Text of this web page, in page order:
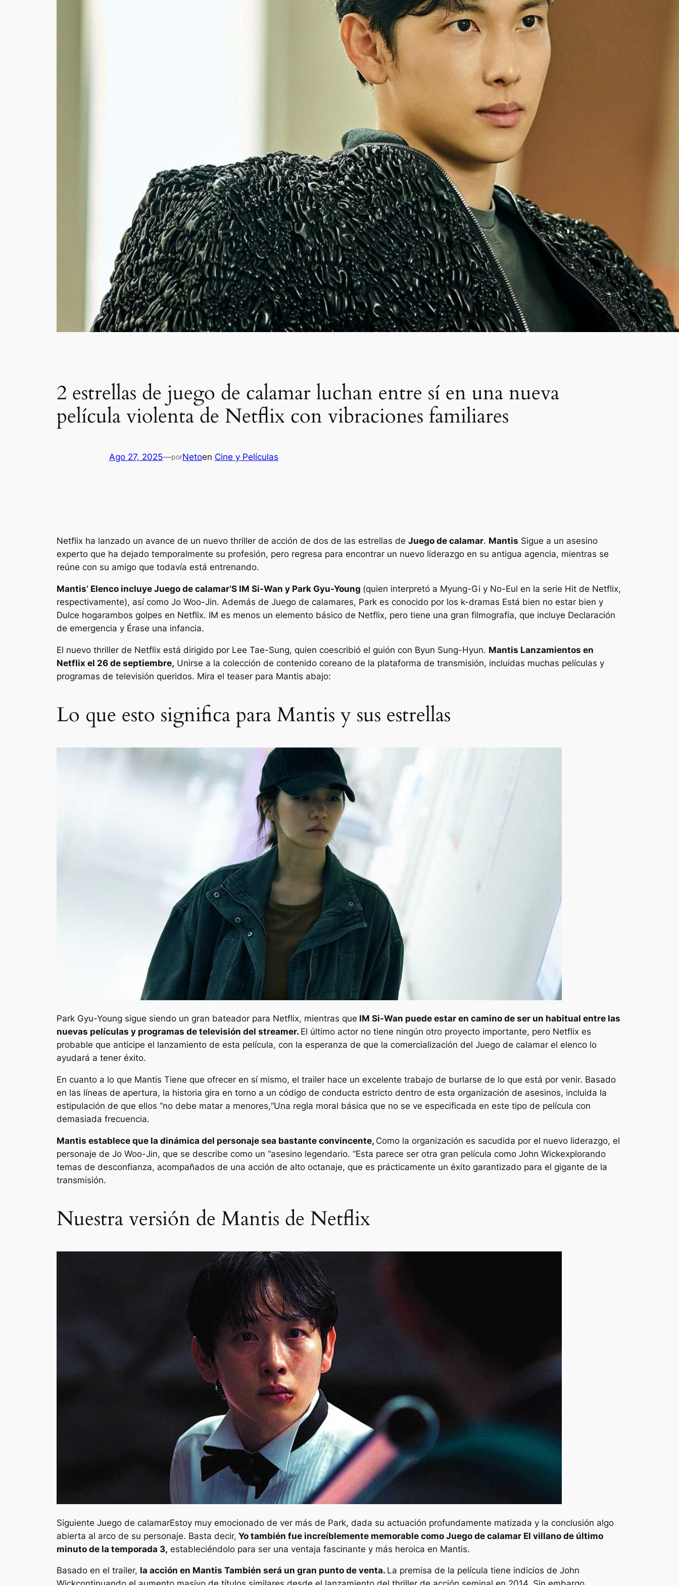
2 estrellas de juego de calamar luchan entre sí en una nueva
película violenta de Netflix con vibraciones familiares
Ago 27, 2025—porNetoen Cine y Películas
Netflix ha lanzado un avance de un nuevo thriller de acción de dos de las estrellas de Juego de calamar. Mantis Sigue a un asesino
experto que ha dejado temporalmente su profesión, pero regresa para encontrar un nuevo liderazgo en su antigua agencia, mientras se
reúne con su amigo que todavía está entrenando.
Mantis’ Elenco incluye Juego de calamar‘S IM Si-Wan y Park Gyu-Young (quien interpretó a Myung-Gi y No-Eul en la serie Hit de Netflix,
respectivamente), así como Jo Woo-Jin. Además de Juego de calamares, Park es conocido por los k-dramas Está bien no estar bien y
Dulce hogarambos golpes en Netflix. IM es menos un elemento básico de Netflix, pero tiene una gran filmografía, que incluye Declaración
de emergencia y Érase una infancia.
El nuevo thriller de Netflix está dirigido por Lee Tae-Sung, quien coescribió el guión con Byun Sung-Hyun. Mantis Lanzamientos en
Netflix el 26 de septiembre, Unirse a la colección de contenido coreano de la plataforma de transmisión, incluidas muchas películas y
programas de televisión queridos. Mira el teaser para Mantis abajo:
Lo que esto significa para Mantis y sus estrellas
Park Gyu-Young sigue siendo un gran bateador para Netflix, mientras que IM Si-Wan puede estar en camino de ser un habitual entre las
nuevas películas y programas de televisión del streamer. El último actor no tiene ningún otro proyecto importante, pero Netflix es
probable que anticipe el lanzamiento de esta película, con la esperanza de que la comercialización del Juego de calamar el elenco lo
ayudará a tener éxito.
En cuanto a lo que Mantis Tiene que ofrecer en sí mismo, el trailer hace un excelente trabajo de burlarse de lo que está por venir. Basado
en las líneas de apertura, la historia gira en torno a un código de conducta estricto dentro de esta organización de asesinos, incluida la
estipulación de que ellos “no debe matar a menores,“Una regla moral básica que no se ve especificada en este tipo de película con
demasiada frecuencia.
Mantis establece que la dinámica del personaje sea bastante convincente, Como la organización es sacudida por el nuevo liderazgo, el
personaje de Jo Woo-Jin, que se describe como un “asesino legendario. “Esta parece ser otra gran película como John Wickexplorando
temas de desconfianza, acompañados de una acción de alto octanaje, que es prácticamente un éxito garantizado para el gigante de la
transmisión.
Nuestra versión de Mantis de Netflix
Siguiente Juego de calamarEstoy muy emocionado de ver más de Park, dada su actuación profundamente matizada y la conclusión algo
abierta al arco de su personaje. Basta decir, Yo también fue increíblemente memorable como Juego de calamar El villano de último
minuto de la temporada 3, estableciéndolo para ser una ventaja fascinante y más heroica en Mantis.
Basado en el trailer, la acción en Mantis También será un gran punto de venta. La premisa de la película tiene indicios de John